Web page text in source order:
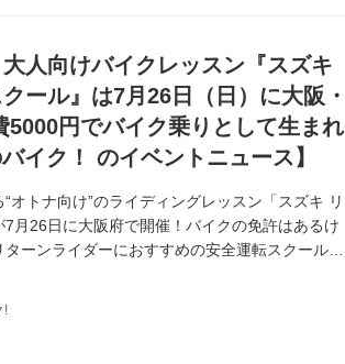
大人向けバイクレッスン『スズキ
ール』は7月26日（日）に大阪・
5000円でバイク乗りとして生まれ
イク！ のイベントニュース】
オトナ向け”のライディングレッスン「スズキ リ
月26日に大阪府で開催！バイクの免許はあるけ
ーンライダーにおすすめの安全運転スクールで
!